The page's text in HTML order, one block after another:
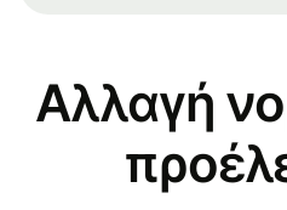
Αλλαγή